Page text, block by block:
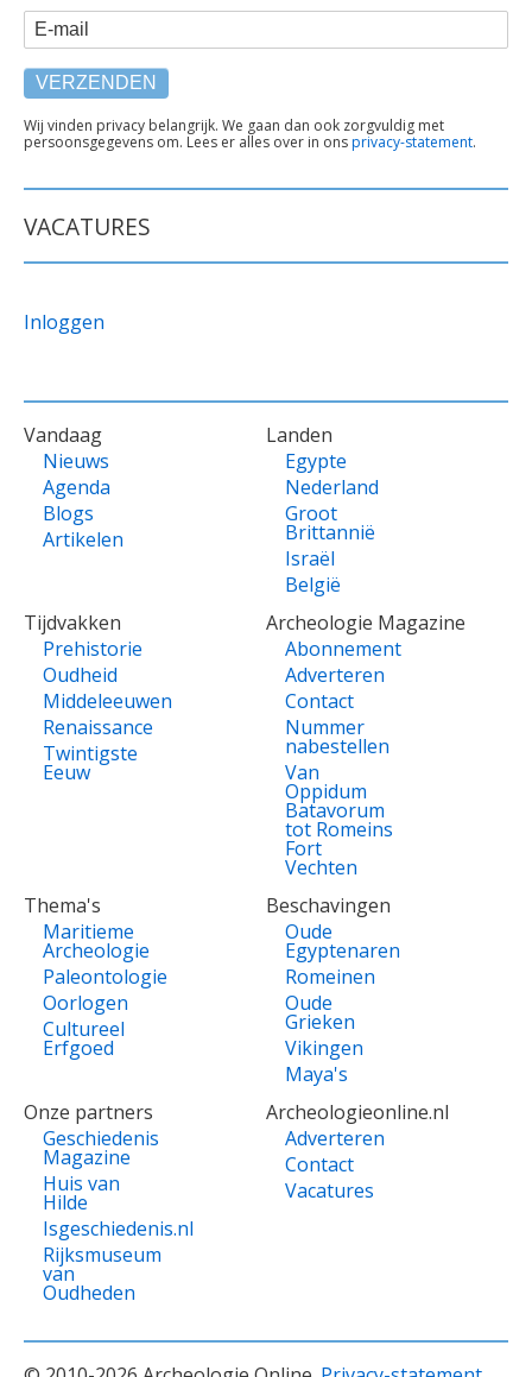
E-mail
TEKST
ONDER
Wij vinden privacy belangrijk. We gaan dan ook zorgvuldig met
persoonsgegevens om. Lees er alles over in onsprivacy-statement.
VACATURES
Inloggen
VOET
Vandaag
Nieuws
Agenda
Blogs
Artikelen
Landen
Egypte
Nederland
Groot
Brittannië
Israël
België
Tijdvakken
Prehistorie
Oudheid
Middeleeuwen
Renaissance
Twintigste
Eeuw
Archeologie Magazine
Abonnement
Adverteren
Contact
Nummer
nabestellen
Van
Oppidum
Batavorum
tot Romeins
Fort
Vechten
Thema's
Maritieme
Archeologie
Paleontologie
Oorlogen
Cultureel
Erfgoed
Beschavingen
Oude
Egyptenaren
Romeinen
Oude
Grieken
Vikingen
Maya's
Onze partners
Geschiedenis
Magazine
Huis van
Hilde
Isgeschiedenis.nl
Rijksmuseum
van
Oudheden
Archeologieonline.nl
Adverteren
Contact
Vacatures